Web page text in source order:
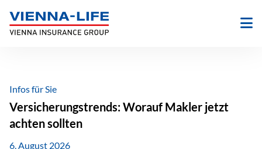
Inhalt
springen
Infos für Sie
Versicherungstrends: Worauf Makler jetzt
achten sollten
6. August 2026